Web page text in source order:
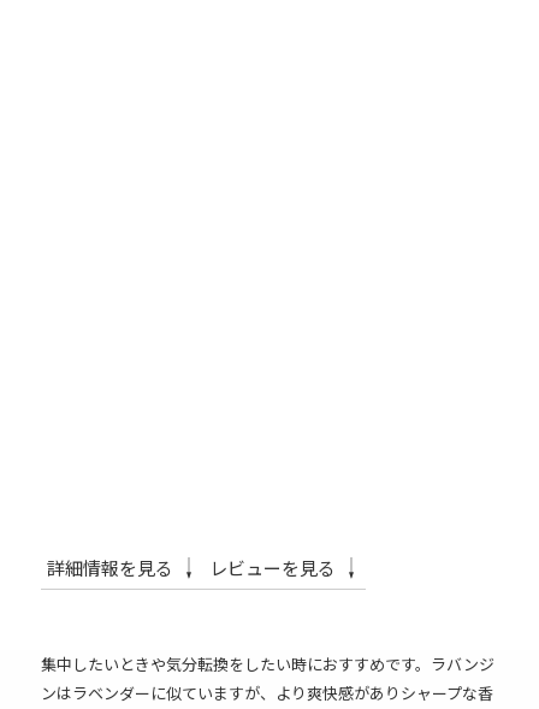
詳細情報を見る レビューを見る
集中したいときや気分転換をしたい時におすすめです。ラバンジ
ンはラベンダーに似ていますが、より爽快感がありシャープな香